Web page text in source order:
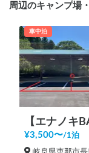
周辺のキャンプ場
車中泊
¥3,500〜/1泊